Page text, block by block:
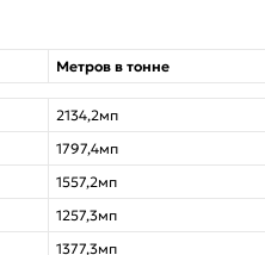
Метров в тонне
2134,2мп
1797,4мп
1557,2мп
1257,3мп
1377,3мп